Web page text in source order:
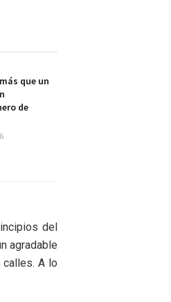
que un
de
del
agradable
A lo